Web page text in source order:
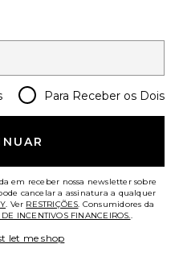
Hat
Para Receber os Dois
em receber nossa newsletter sobre
cancelar a assinatura a qualquer
. Ver RESTRIÇÕES. Consumidores da
INCENTIVOS FINANCEIROS..
let me shop